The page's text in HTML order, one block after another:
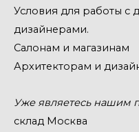
Условия для работы с
дизайнерами.
Салонам и магазинам
Архитекторам и
Уже являетесь нашим
склад Москва